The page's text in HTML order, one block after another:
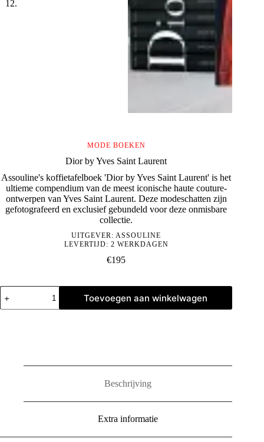
MODE BOEKEN
Dior by Yves Saint Laurent
Assouline's koffietafelboek 'Dior by Yves Saint Laurent' is het
ultieme compendium van de meest iconische haute couture-
ontwerpen van Yves Saint Laurent. Deze modeschatten zijn
gefotografeerd en exclusief gebundeld voor deze onmisbare
collectie.
UITGEVER:ASSOULINE
LEVERTIJD: 2 WERKDAGEN
€195
Dior
by
Yves
Toevoegen aan winkelwagen
Beschrijving
Extra informatie